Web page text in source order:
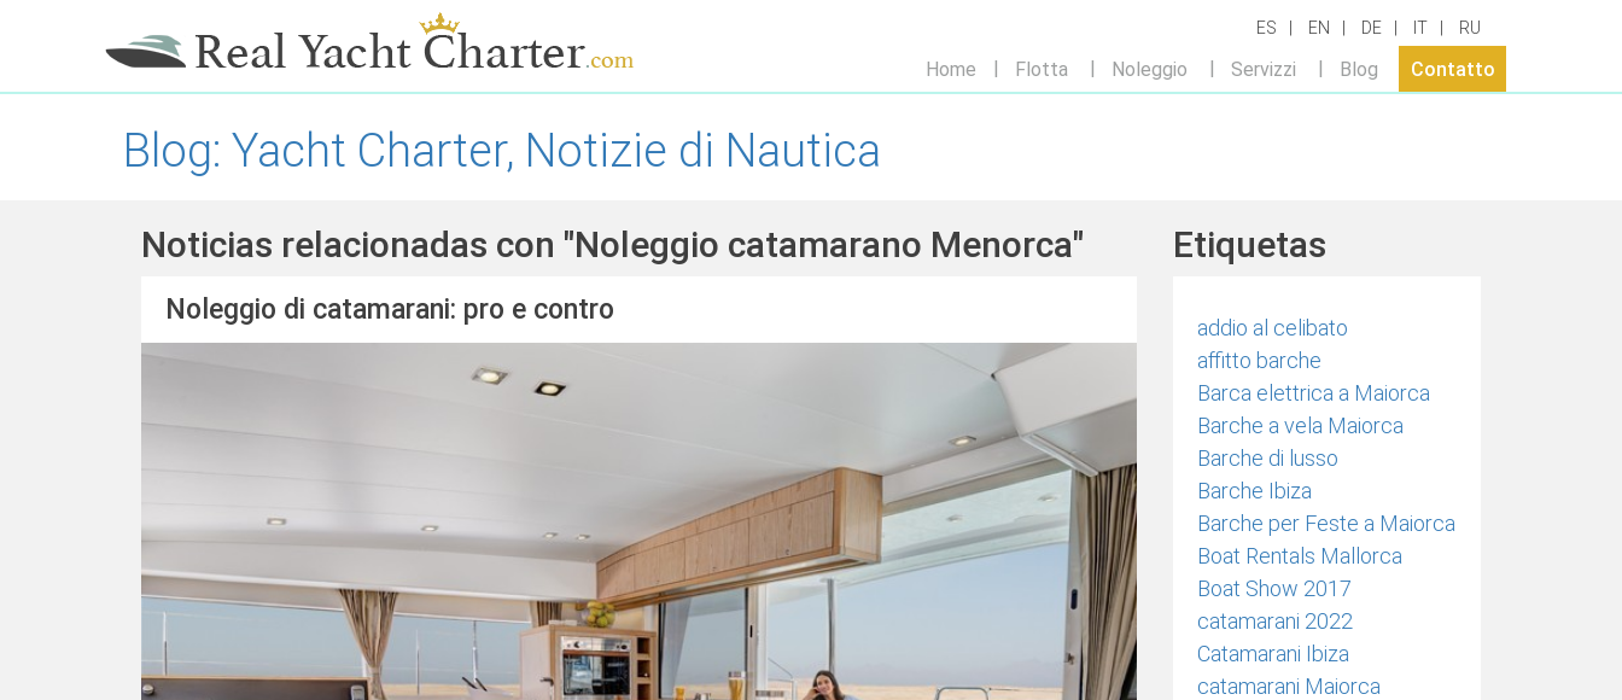
ES EN DE IT RU
Home Flotta Noleggio Servizzi Blog Contatto
Blog: Yacht Charter, Notizie di Nautica
Noticias relacionadas con "Noleggio catamarano Menorca"
Noleggio di catamarani: pro e contro
Etiquetas
addio al celibato
affitto barche
Barca elettrica a Maiorca
Barche a vela Maiorca
Barche di lusso
Barche Ibiza
Barche per Feste a Maiorca
Boat Rentals Mallorca
Boat Show 2017
catamarani 2022
Catamarani Ibiza
catamarani Maiorca